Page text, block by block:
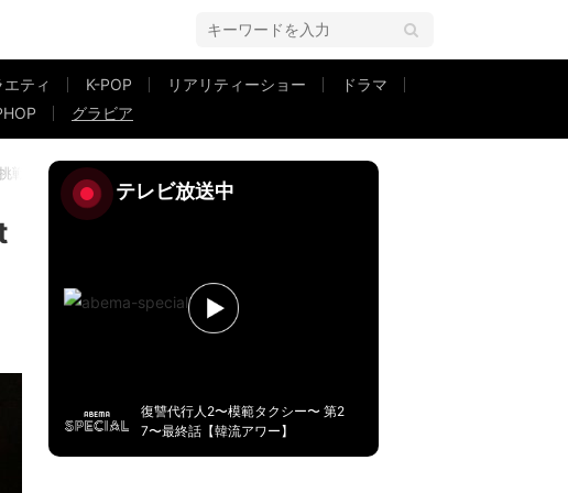
ティ K-POP リアリティーショー
ドラマ
グラビア
戦カットも
テレビ放送中
復讐代行人2〜模範タクシー〜 第2
7〜最終話【韓流アワー】